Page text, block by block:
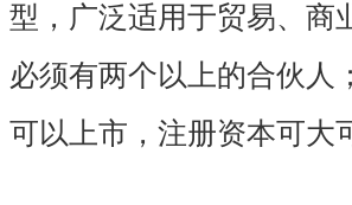
型，广泛适用于贸易、商
必须有两个以上的合伙人
可以上市，注册资本可大